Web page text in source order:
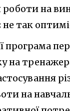
на
так
програма
на
на